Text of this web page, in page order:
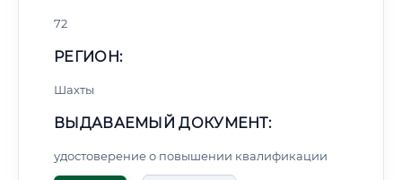
72
РЕГИОН:
Шахты
ВЫДАВАЕМЫЙ ДОКУМЕНТ:
удостоверение о повышении квалификации